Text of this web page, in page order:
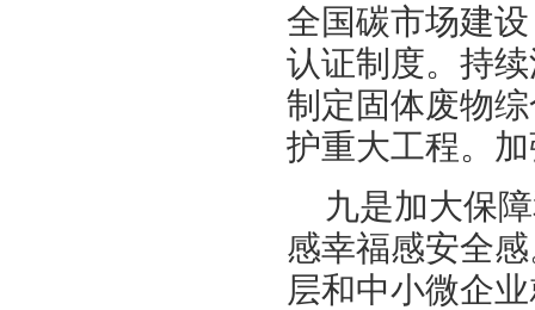
全国碳市场建
认证制度。持
制定固体废物
护重大工程。
九是加大保
感幸福感安全
层和中小微企